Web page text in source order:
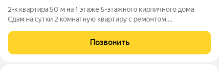
2-к квартира 50 м на 1 этаже 5-этажного кирпичного дома
Сдам на сутки 2 комнатную квартиру с ремонтом.
остановки з-д "ВЭЛКОНТ," АКТВ, ДК Янтарь, магазины Магнит,
Пятерочка, Бристоль. Гостиная: 2
Позвонить